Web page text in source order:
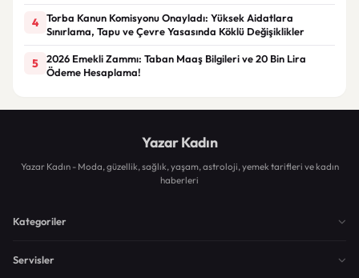
4
Torba Kanun Komisyonu Onayladı: Yüksek Aidatlara
Sınırlama, Tapu ve Çevre Yasasında Köklü Değişiklikler
5
2026 Emekli Zammı: Taban Maaş Bilgileri ve 20 Bin Lira
Ödeme Hesaplama!
Yazar Kadın
Yazar Kadın - Moda, güzellik, sağlık, yaşam, astroloji, yemek tarifleri ve kadın
haberleri
Kategoriler
Servisler